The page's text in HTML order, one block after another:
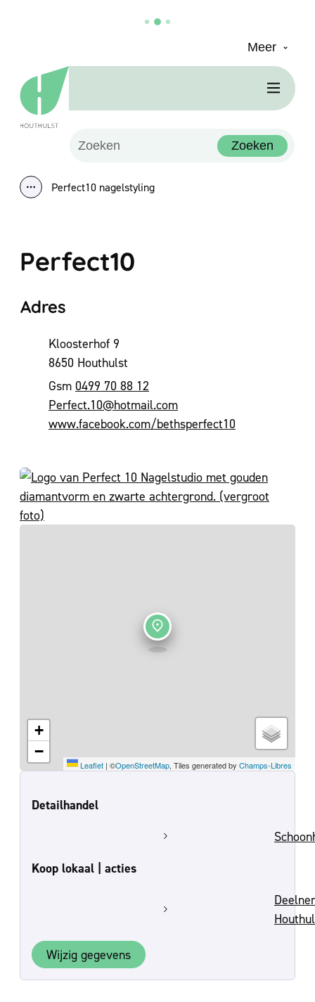
Meer
Houthulst
Waarmee kunnen we jou helpen?
Zoeken
Toon alle broodkruimel items
Perfect10 nagelstyling
Perfect10
Adres
AdresKloosterhof 9
,8650 Houthulst
0499 70 88 12
E-mailPerfect.10@hotmail.com
Websitewww.facebook.com/bethsperfect10
+
−
Leaflet | ©OpenStreetMap, Tiles generated by Champs-Libres
Detailhandel
Koop lokaal | acties
Wijzig gegevens